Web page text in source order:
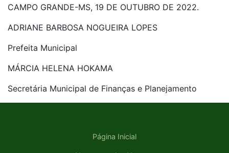
CAMPO GRANDE-MS, 19 DE OUTUBRO DE 2022.
ADRIANE BARBOSA NOGUEIRA LOPES
Prefeita Municipal
MÁRCIA HELENA HOKAMA
Secretária Municipal de Finanças e Planejamento
Página Inicial